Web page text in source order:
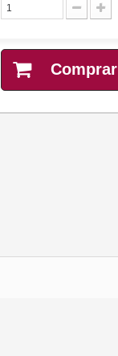
Comprar